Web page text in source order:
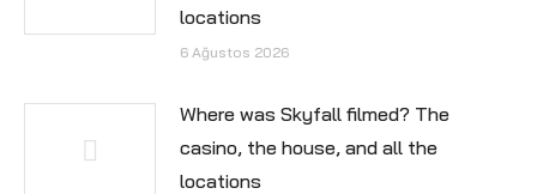
locations
6 Ağustos 2026
Where was Skyfall filmed? The
casino, the house, and all the
locations